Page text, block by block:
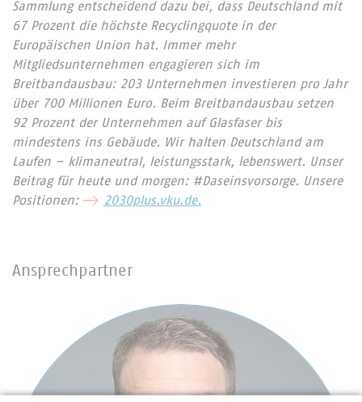
Sammlung entscheidend dazu bei, dass Deutschland mit
67 Prozent die höchste Recyclingquote in der
Europäischen Union hat. Immer mehr
Mitgliedsunternehmen engagieren sich im
Breitbandausbau: 203 Unternehmen investieren pro Jahr
über 700 Millionen Euro. Beim Breitbandausbau setzen
92 Prozent der Unternehmen auf Glasfaser bis
mindestens ins Gebäude. Wir halten Deutschland am
Laufen – klimaneutral, leistungsstark, lebenswert. Unser
Beitrag für heute und morgen: #Daseinsvorsorge. Unsere
Positionen:
2030plus.vku.de.
Ansprechpartner